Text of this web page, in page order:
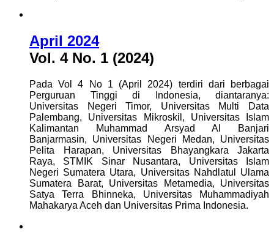
April 2024
Vol. 4 No. 1 (2024)
Pada Vol 4 No 1 (April 2024) terdiri dari berbagai
Perguruan Tinggi di Indonesia, diantaranya:
Universitas Negeri Timor, Universitas Multi Data
Palembang, Universitas Mikroskil, Universitas Islam
Kalimantan Muhammad Arsyad Al Banjari
Banjarmasin, Universitas Negeri Medan, Universitas
Pelita Harapan, Universitas Bhayangkara Jakarta
Raya, STMIK Sinar Nusantara, Universitas Islam
Negeri Sumatera Utara, Universitas Nahdlatul Ulama
Sumatera Barat, Universitas Metamedia, Universitas
Satya Terra Bhinneka, Universitas Muhammadiyah
Mahakarya Aceh dan Universitas Prima Indonesia.